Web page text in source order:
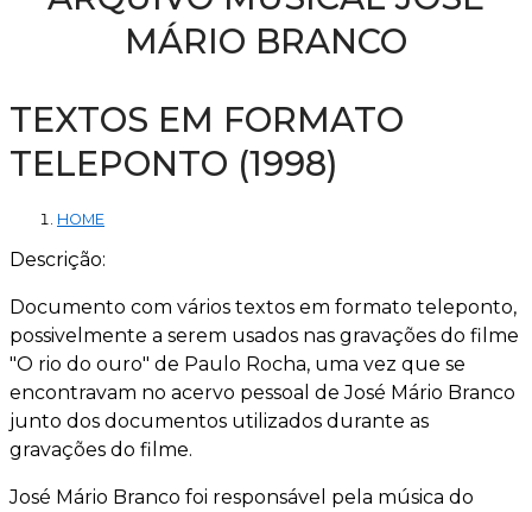
MÁRIO BRANCO
TEXTOS EM FORMATO
TELEPONTO (1998)
HOME
Descrição:
Documento com vários textos em formato teleponto,
possivelmente a serem usados nas gravações do filme
"O rio do ouro" de Paulo Rocha, uma vez que se
encontravam no acervo pessoal de José Mário Branco
junto dos documentos utilizados durante as
gravações do filme.
José Mário Branco foi responsável pela música do